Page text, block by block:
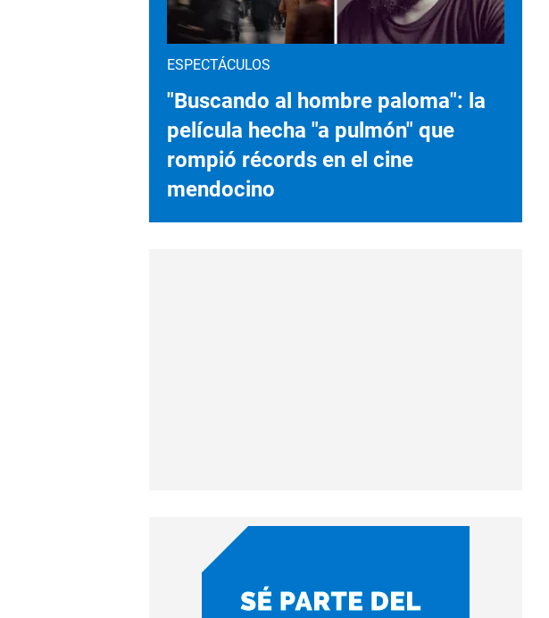
ESPECTÁCULOS
"Buscando al hombre paloma": la
película hecha "a pulmón" que
rompió récords en el cine
mendocino